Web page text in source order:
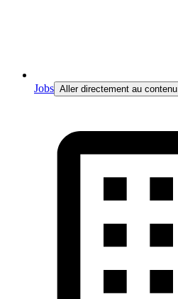
Jobs Aller directement au contenu